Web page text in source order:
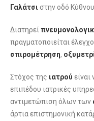
Γαλάτσι στην οδό
Διατηρεί
πραγματοποιείται
σπιρομέτρηση,
Στόχος της ιατρού
επιπέδου ιατρικές
αντιμετώπιση όλων των
άρτια επιστημονική